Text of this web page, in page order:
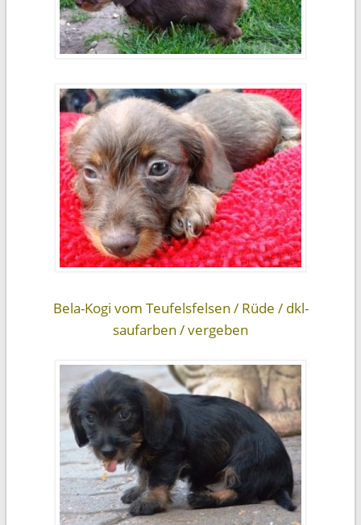
Bela-Kogi vom Teufelsfelsen / Rüde / dkl-
saufarben / vergeben